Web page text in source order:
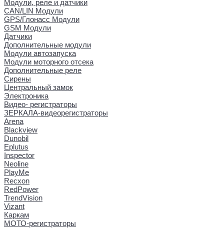
Модули, реле и датчики
CAN/LIN Модули
GPS/Глонасс Модули
GSM Модули
Датчики
Дополнительные модули
Модули автозапуска
Модули моторного отсека
Дополнительные реле
Сирены
Центральный замок
Электроника
Видео- регистраторы
ЗЕРКАЛА-видеорегистраторы
Arena
Blackview
Dunobil
Eplutus
Inspector
Neoline
PlayMe
Recxon
RedPower
TrendVision
Vizant
Каркам
МОТО-регистраторы